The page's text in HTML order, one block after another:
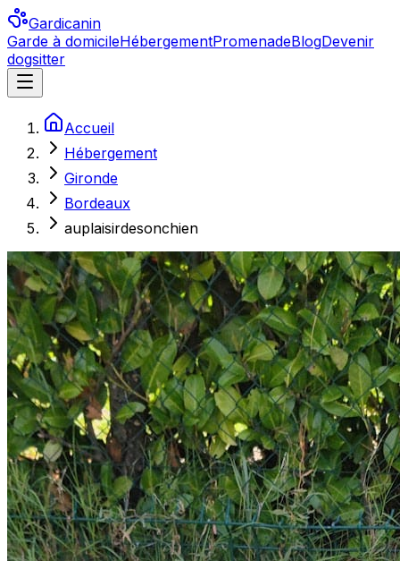
Gardicanin
Garde à domicileHébergementPromenadeBlogDevenir
dogsitter
Accueil
Hébergement
Gironde
Bordeaux
auplaisirdesonchien